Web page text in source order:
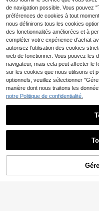
de navigation possible. Vous pouvez
préférences de cookies à tout
nous définirons tous les cookies
des fonctionnalités améliorées et à
compléter votre expérience d'achat
autorisez l'utilisation des cookies
web de fonctionner. Vous pouvez les
navigateur, mais cela peut affecter le
sur les cookies que nous utilisons et
optionnels, veuillez sélectionner
manière dont nous traitons les
notre Politique de confidentialité.